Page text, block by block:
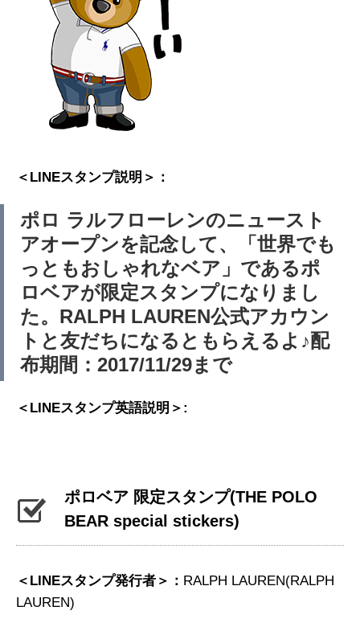
＜LINEスタンプ説明＞：
ポロ ラルフローレンのニュースト
アオープンを記念して、「世界でも
っともおしゃれなベア」であるポ
ロベアが限定スタンプになりまし
た。RALPH LAUREN公式アカウン
トと友だちになるともらえるよ♪配
布期間：2017/11/29まで
＜LINEスタンプ英語説明＞:
ポロベア 限定スタンプ(THE POLO
BEAR special stickers)
＜LINEスタンプ発行者＞： RALPH LAUREN(RALPH
LAUREN)